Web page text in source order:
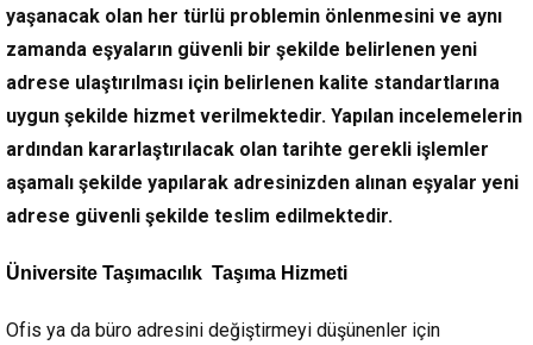
yaşanacak olan her türlü problemin önlenmesini ve aynı
zamanda eşyaların güvenli bir şekilde belirlenen yeni
adrese ulaştırılması için belirlenen kalite standartlarına
uygun şekilde hizmet verilmektedir. Yapılan incelemelerin
ardından kararlaştırılacak olan tarihte gerekli işlemler
aşamalı şekilde yapılarak adresinizden alınan eşyalar yeni
adrese güvenli şekilde teslim edilmektedir.
Üniversite Taşımacılık Taşıma Hizmeti
Ofis ya da büro adresini değiştirmeyi düşünenler için